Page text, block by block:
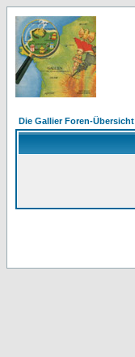
Die Gallier Foren-Übersicht